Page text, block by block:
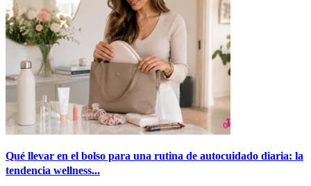
Qué llevar en el bolso para una rutina de autocuidado diaria: la
tendencia wellness...